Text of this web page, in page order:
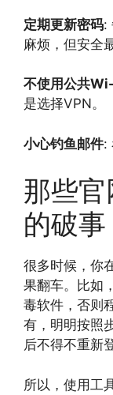
定期更新密码:
麻烦，但安全
不使用公共
是选择VPN。
小心钓鱼邮件:
那些
的破事
很多时候，你
果翻车。比如
毒软件，否则
有，明明按照
后不得不重新
所以，使用工